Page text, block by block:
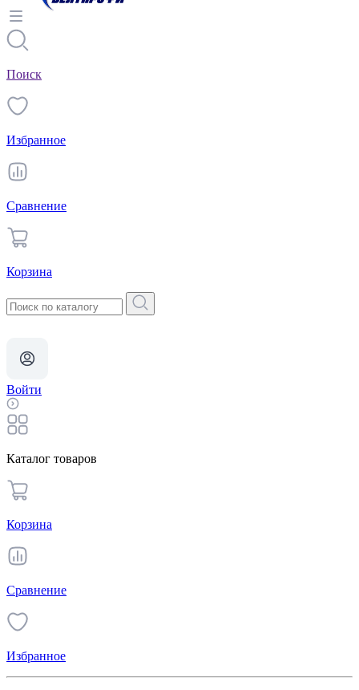
Поиск
Избранное
Сравнение
Корзина
Войти
Каталог товаров
Корзина
Сравнение
Избранное